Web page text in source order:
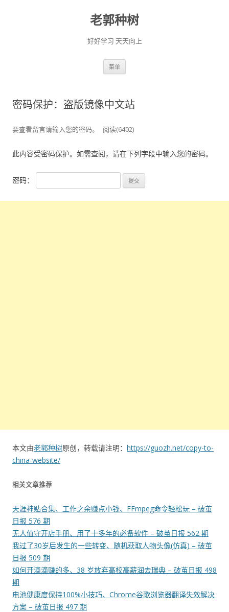
老郭种树
好好学习 天天向上
菜单
密码保护：盗版镜像中文站
要查看留言请输入您的密码。 阅读(6402)
此内容受密码保护。如需查阅，请在下列字段中输入您的密码。
密码：
本文由老郭种树原创，转载请注明： https://guozh.net/copy-to-
china-website/
相关文章推荐
天涯神贴合集、工作之余赚点小钱、FFmpeg命令轻松玩 – 破茧
日报 576 期
无人值守开店手册、用了十多年的必备软件 – 破茧日报 562 期
我过了30岁后发生的一些转变、随机获取人物头像(仿真) – 破茧
日报 509 期
如何开滴滴赚的多、38 岁放弃高校高薪润去瑞典 – 破茧日报 498
期
电池健康度保持100%小技巧、Chrome谷歌浏览器翻译失效解决
方案 – 破茧日报 497 期